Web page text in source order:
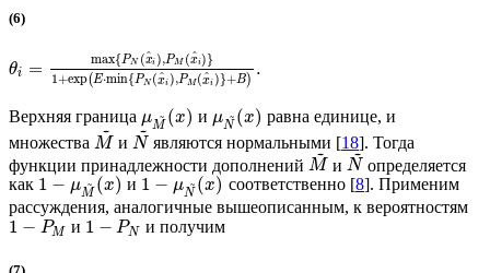
(6)
θi = max{PN (x
^i),PM (x
^i)}
1+exp(E⋅min{PN (x
^i),PM (x
^i)}+B)
.
Верхняя граница μM
~ (x) и μN
~ (x) равна единице, и
множества M
~и N
~ являются нормальными [18]. Тогда
функции принадлежности дополнений M
~и N
~ определяется
как 1 − μM
~ (x) и 1 − μN
~(x) соответственно [8]. Применим
рассуждения, аналогичные вышеописанным, к вероятностям
1 − PM и 1 − PN и получим